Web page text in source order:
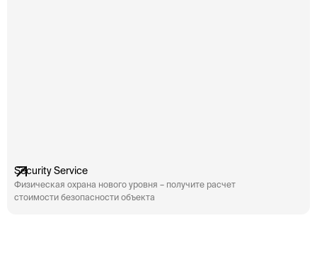
Security Service
Физическая охрана нового уровня – получите расчет
стоимости безопасности объекта